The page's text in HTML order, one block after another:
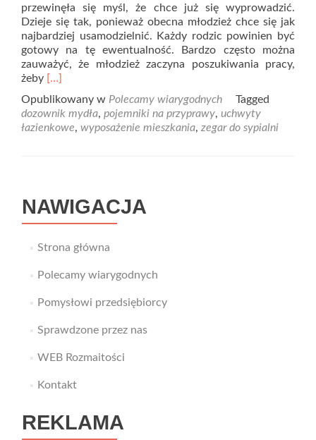
przewinęła się myśl, że chce już się wyprowadzić.
Dzieje się tak, ponieważ obecna młodzież chce się jak
najbardziej usamodzielnić. Każdy rodzic powinien być
gotowy na tę ewentualność. Bardzo często można
zauważyć, że młodzież zaczyna poszukiwania pracy,
żeby Read
about
Nowoczesne
wyposażenie
[…]
Opublikowany w Polecamy wiarygodnych
Tagged
dozownik mydła, pojemniki na przyprawy, uchwyty
łazienkowe, wyposażenie mieszkania, zegar do sypialni
NAWIGACJA
Strona główna
Polecamy wiarygodnych
Pomysłowi przedsiębiorcy
Sprawdzone przez nas
WEB Rozmaitości
Kontakt
REKLAMA